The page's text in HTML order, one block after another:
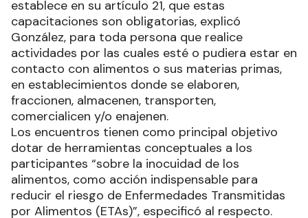
establece en su artículo 21, que estas
capacitaciones son obligatorias, explicó
González, para toda persona que realice
actividades por las cuales esté o pudiera estar en
contacto con alimentos o sus materias primas,
en establecimientos donde se elaboren,
fraccionen, almacenen, transporten,
comercialicen y/o enajenen.
Los encuentros tienen como principal objetivo
dotar de herramientas conceptuales a los
participantes “sobre la inocuidad de los
alimentos, como acción indispensable para
reducir el riesgo de Enfermedades Transmitidas
por Alimentos (ETAs)”, especificó al respecto.